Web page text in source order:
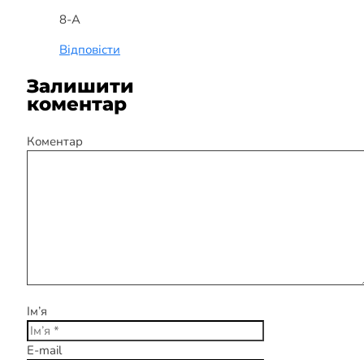
8-А
Відповісти
Залишити
коментар
Коментар
Ім’я
E-mail